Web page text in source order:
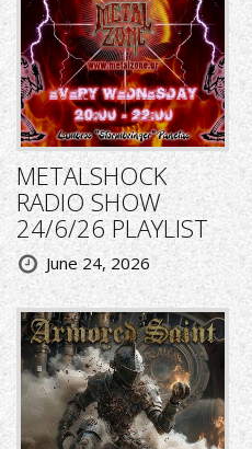
METALSHOCK
RADIO SHOW
24/6/26 PLAYLIST
June 24, 2026